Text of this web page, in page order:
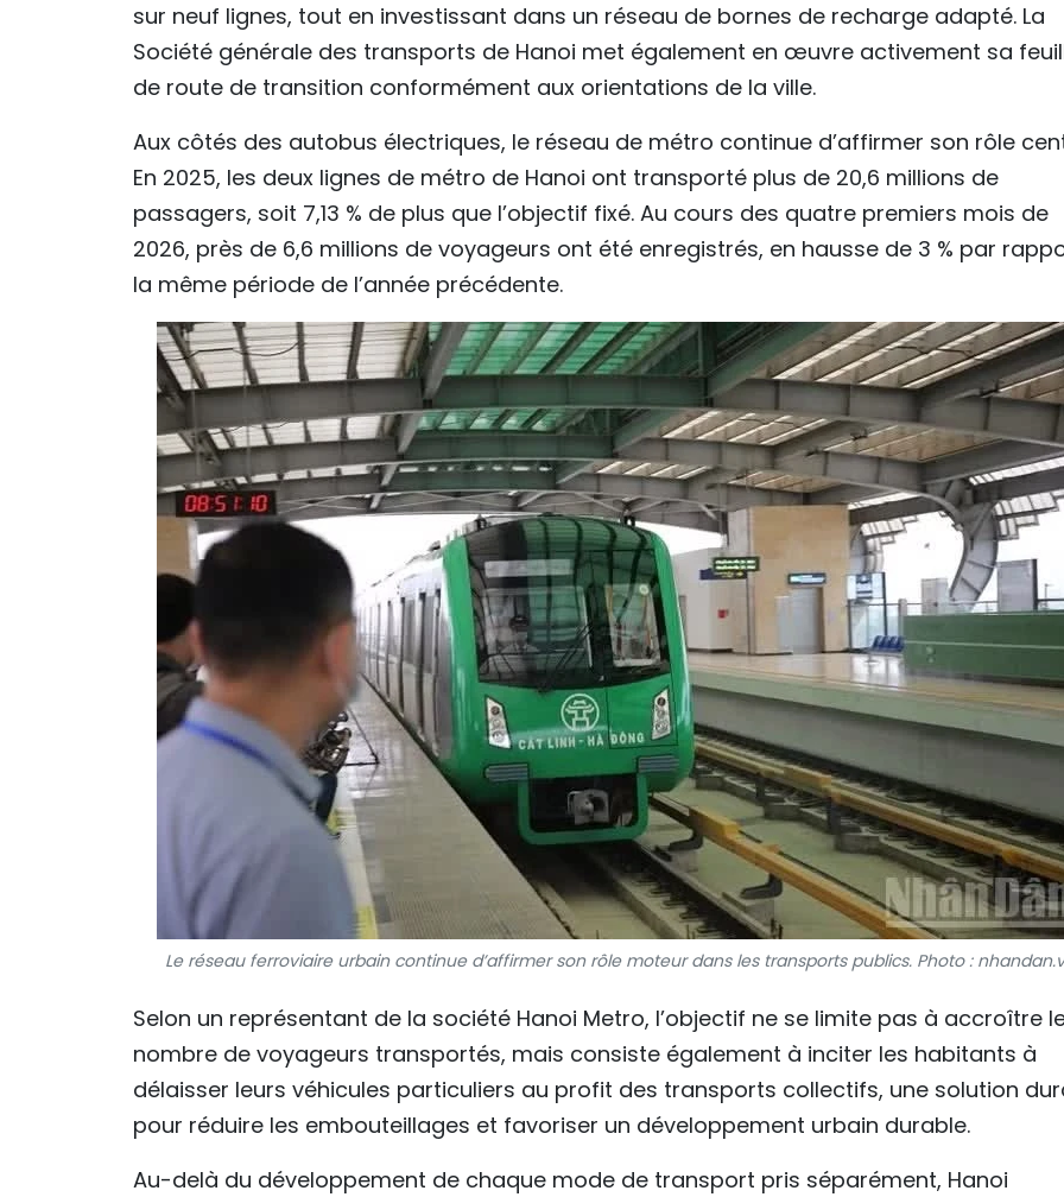
sur neuf lignes, tout en investissant dans un réseau de bornes de recharge adapté. La
Société générale des transports de Hanoi met également en œuvre activement sa
de route de transition conformément aux orientations de la ville.
Aux côtés des autobus électriques, le réseau de métro continue d’affirmer son rôle
En 2025, les deux lignes de métro de Hanoi ont transporté plus de 20,6 millions de
passagers, soit 7,13 % de plus que l’objectif fixé. Au cours des quatre premiers mois de
2026, près de 6,6 millions de voyageurs ont été enregistrés, en hausse de 3 % par
la même période de l’année précédente.
Le réseau ferroviaire urbain continue d’affirmer son rôle moteur dans les transports publics. Photo :
Selon un représentant de la société Hanoi Metro, l’objectif ne se limite pas à accroître
nombre de voyageurs transportés, mais consiste également à inciter les habitants à
délaisser leurs véhicules particuliers au profit des transports collectifs, une solution
pour réduire les embouteillages et favoriser un développement urbain durable.
Au-delà du développement de chaque mode de transport pris séparément, Hanoi